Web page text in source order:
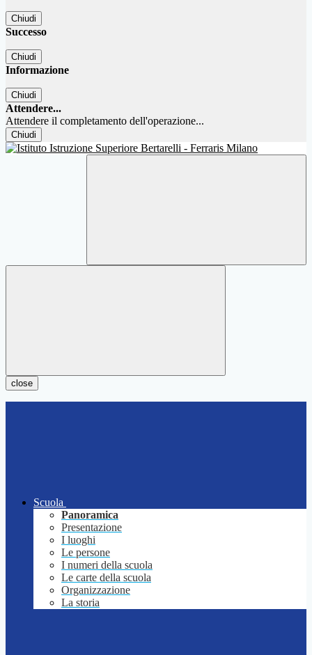
Chiudi
Successo
Chiudi
Informazione
Chiudi
Attendere...
Attendere il completamento dell'operazione...
Chiudi
close
Scuola
Panoramica
Presentazione
I luoghi
Le persone
I numeri della scuola
Le carte della scuola
Organizzazione
La storia